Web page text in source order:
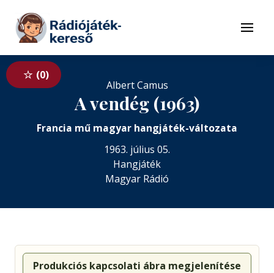
Tovább a tartalomhoz
Menü
0
Albert Camus
A vendég (1963)
Francia mű magyar hangjáték-változata
1963. július 05.
Hangjáték
Magyar Rádió
Produkciós kapcsolati ábra megjelenítése